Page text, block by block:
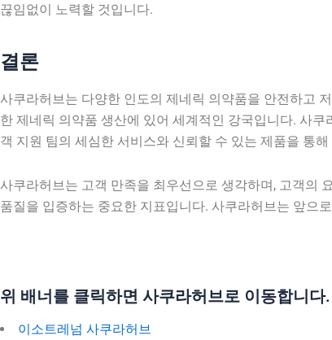
끊임없이 노력할 것입니다.
결론
사쿠라허브는 다양한 인도의 제네릭 의약품을 안전하고
한 제네릭 의약품 생산에 있어 세계적인 강국입니다. 사
객 지원 팀의 세심한 서비스와 신뢰할 수 있는 제품을 통
사쿠라허브는 고객 만족을 최우선으로 생각하며, 고객의
품질을 입증하는 중요한 지표입니다. 사쿠라허브는 앞으
위 배너를 클릭하면 사쿠라허브로 이동합니다.
이소트레넘 사쿠라허브